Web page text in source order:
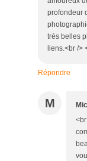
profondeur
très belles
liens.<br />
Répondre
M